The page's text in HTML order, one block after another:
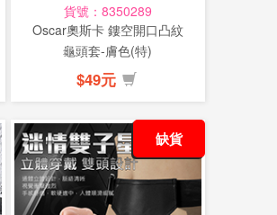
貨號：8350289
Oscar奧斯卡 鏤空開口凸紋
龜頭套-膚色(特)
$49元
缺貨